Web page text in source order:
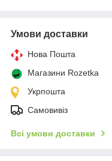
Умови доставки
Нова Пошта
Магазини Rozetka
Укрпошта
Самовивіз
Всі умови доставки